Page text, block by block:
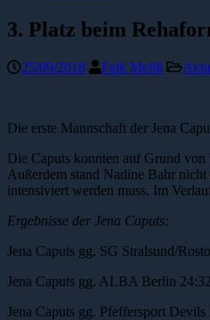
3. Platz beim
25/09/2018 Falk Meliß
Die erste Mannschaft der Jena
Die Caputs konnten auf Grund von
Außerdem stand Nadine Bahr
intensiviert werden muss. Im
Ergebnisse der Jena Caputs:
Jena Caputs gg. SG Stralsund/
Jena Caputs gg. ALBA Berlin 24:32
Jena Caputs gg. Pfeffersport